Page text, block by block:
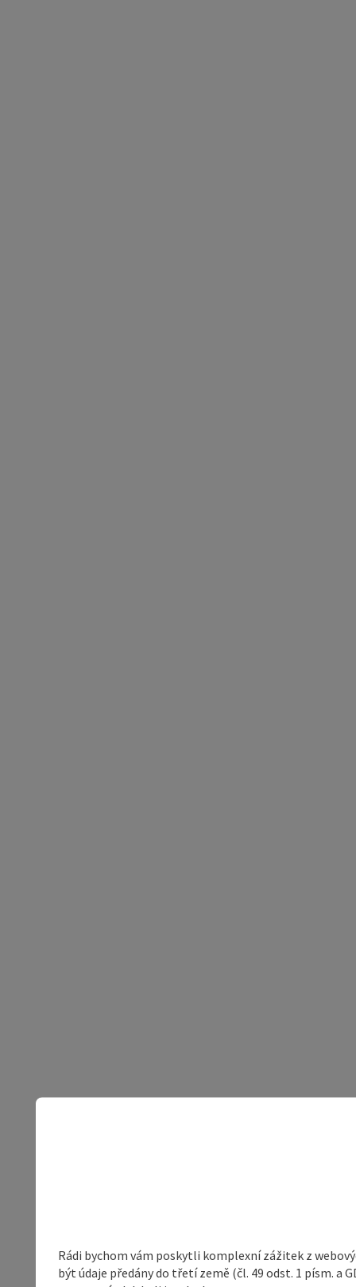
Rádi bychom vám poskytli komplexní zážitek z
být údaje předány do třetí země (čl. 49 odst. 1 písm.